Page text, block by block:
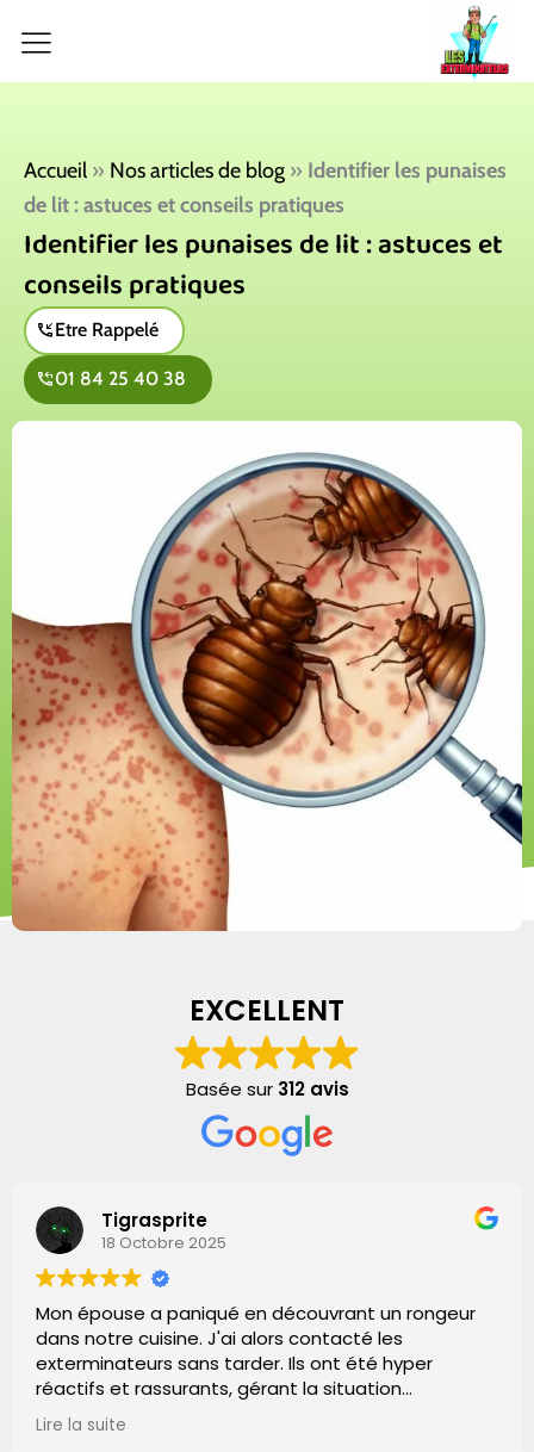
Accueil » Nos articles de blog » Identifier les punaises
de lit : astuces et conseils pratiques
Identifier les punaises de lit : astuces et
conseils pratiques
Etre Rappelé
01 84 25 40 38
EXCELLENT
Basée sur 312 avis
Tigrasprite
18 Octobre 2025
Mon épouse a paniqué en découvrant un rongeur
dans notre cuisine. J'ai alors contacté les
exterminateurs sans tarder. Ils ont été hyper
réactifs et rassurants, gérant la situation
impeccablement. Grâce à leur efficacité, plus de
signe de rat après leur passage. Un grand merci,
Lire la suite